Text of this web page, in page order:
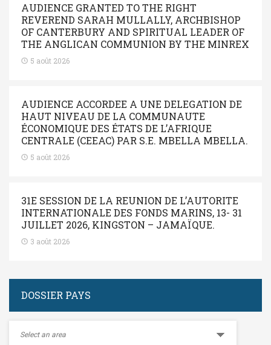
AUDIENCE GRANTED TO THE RIGHT
REVEREND SARAH MULLALLY, ARCHBISHOP
OF CANTERBURY AND SPIRITUAL LEADER OF
THE ANGLICAN COMMUNION BY THE MINREX
5 août 2026
AUDIENCE ACCORDEE A UNE DELEGATION DE
HAUT NIVEAU DE LA COMMUNAUTE
ÉCONOMIQUE DES ÉTATS DE L’AFRIQUE
CENTRALE (CEEAC) PAR S.E. MBELLA MBELLA.
5 août 2026
31E SESSION DE LA REUNION DE L’AUTORITE
INTERNATIONALE DES FONDS MARINS, 13- 31
JUILLET 2026, KINGSTON – JAMAÏQUE.
3 août 2026
DOSSIER PAYS